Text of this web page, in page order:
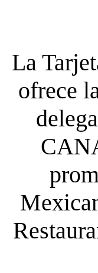
La
ofrece